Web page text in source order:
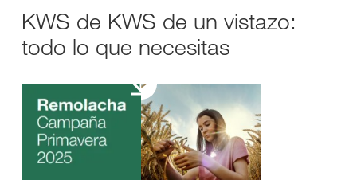
KWS de KWS de un vistazo:
todo lo que necesitas